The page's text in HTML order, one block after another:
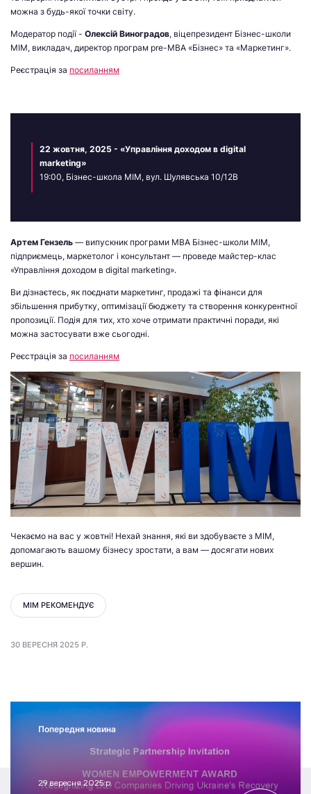
можна з будь-якої точки світу.
Модератор події - Олексій Виноградов, віцепрезидент Бізнес-школи
МІМ, викладач, директор програм pre-MBA «Бізнес» та «Маркетинг».
Реєстрація за посиланням
22 жовтня, 2025 - «Управління доходом в digital
marketing»
19:00, Бізнес-школа МІМ, вул. Шулявська 10/12В
Артем Гензель — випускник програми МВА Бізнес-школи МІМ,
підприємець, маркетолог і консультант — проведе майстер-клас
«Управління доходом в digital marketing».
Ви дізнаєтесь, як поєднати маркетинг, продажі та фінанси для
збільшення прибутку, оптимізації бюджету та створення конкурентної
пропозиції. Подія для тих, хто хоче отримати практичні поради, які
можна застосувати вже сьогодні.
Реєстрація за посиланням
Чекаємо на вас у жовтні! Нехай знання, які ви здобуваєте з МІМ,
допомагають вашому бізнесу зростати, а вам — досягати нових
вершин.
МІМ РЕКОМЕНДУЄ
30 ВЕРЕСНЯ 2025 Р.
Попередня новина
29 вересня 2025 р.